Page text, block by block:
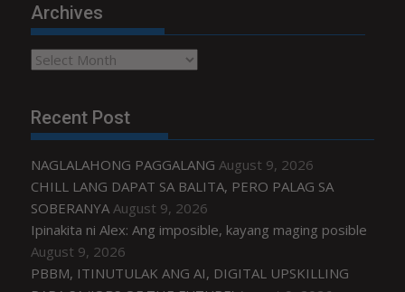
Archives
Archives
Recent Post
NAGLALAHONG PAGGALANG August 9, 2026
CHILL LANG DAPAT SA BALITA, PERO PALAG SA
SOBERANYA August 9, 2026
Ipinakita ni Alex: Ang imposible, kayang maging posible
August 9, 2026
PBBM, ITINUTULAK ANG AI, DIGITAL UPSKILLING